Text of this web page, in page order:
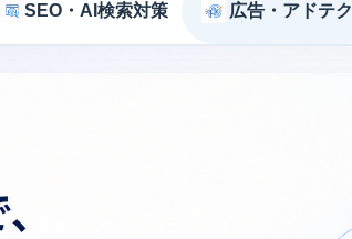
SEO・AI検索対策 広告・アドテク